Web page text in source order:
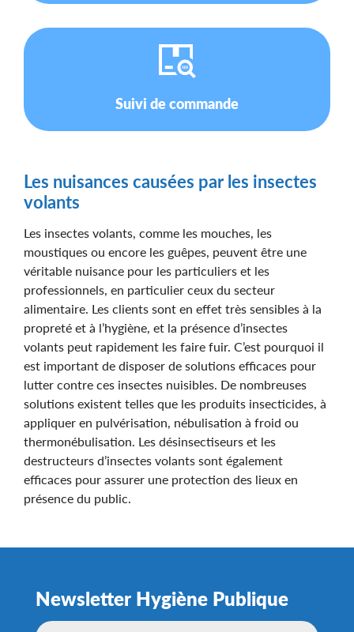
Suivi de commande
Les nuisances causées par les insectes
volants
Les insectes volants, comme les mouches, les
moustiques ou encore les guêpes, peuvent être une
véritable nuisance pour les particuliers et les
professionnels, en particulier ceux du secteur
alimentaire. Les clients sont en effet très sensibles à la
propreté et à l’hygiène, et la présence d’insectes
volants peut rapidement les faire fuir. C’est pourquoi il
est important de disposer de solutions efficaces pour
lutter contre ces insectes nuisibles. De nombreuses
solutions existent telles que les produits insecticides, à
appliquer en pulvérisation, nébulisation à froid ou
thermonébulisation. Les désinsectiseurs et les
destructeurs d’insectes volants sont également
efficaces pour assurer une protection des lieux en
présence du public.
Newsletter Hygiène Publique